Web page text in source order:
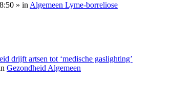
» in Algemeen Lyme-borreliose
drijft artsen tot ‘medische gas­lighting’
Gezondheid Algemeen